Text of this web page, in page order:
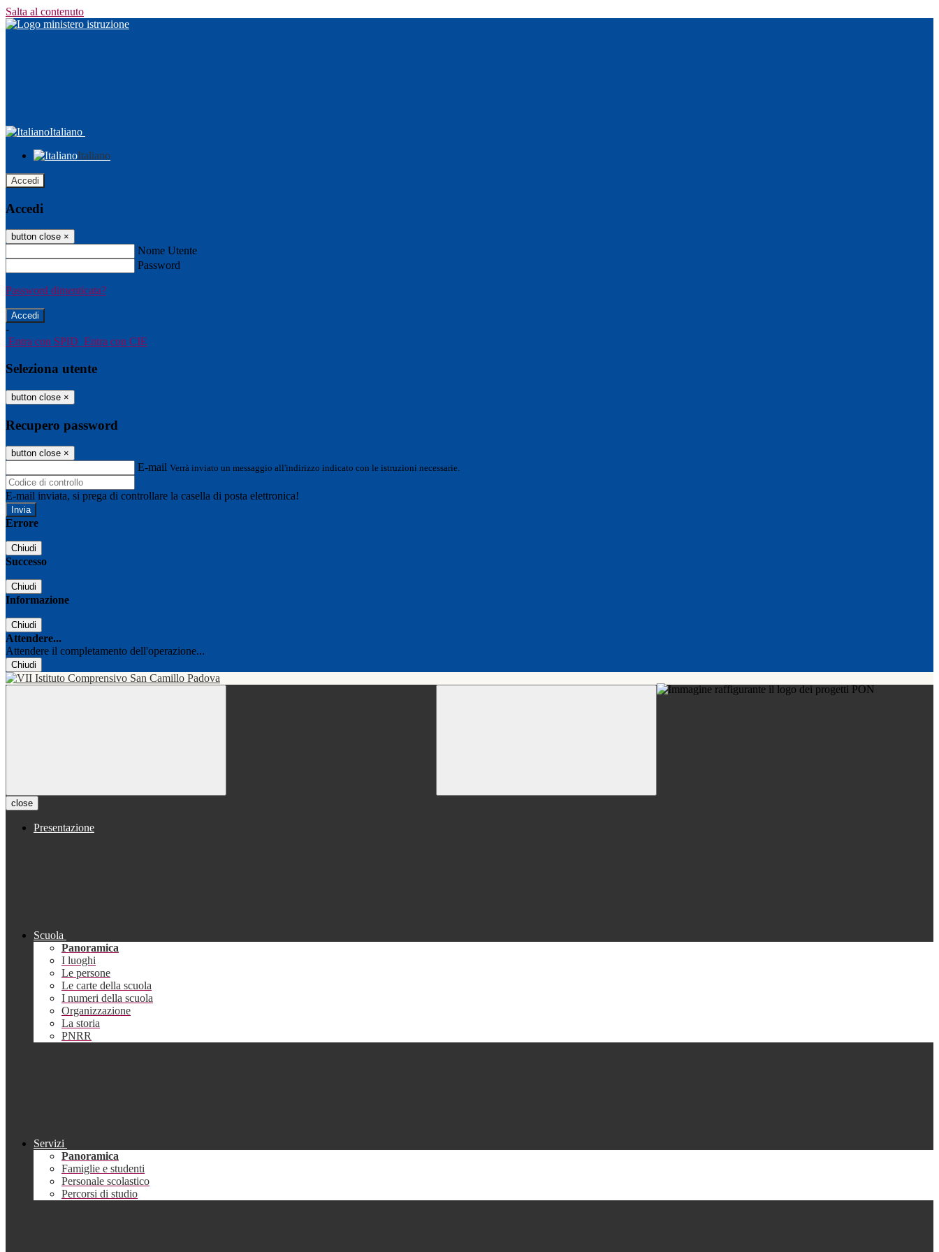
Salta al contenuto
Italiano
Italiano
Accedi
Accedi
button close ×
Nome Utente
Password
Password dimenticata?
-
Entra con SPID Entra con CIE
Seleziona utente
button close ×
Recupero password
button close ×
E-mail Verrà inviato un messaggio all'indirizzo indicato con le istruzioni necessarie.
E-mail inviata, si prega di controllare la casella di posta elettronica!
Errore
Chiudi
Successo
Chiudi
Informazione
Chiudi
Attendere...
Attendere il completamento dell'operazione...
Chiudi
close
Presentazione
Scuola
Panoramica
I luoghi
Le persone
Le carte della scuola
I numeri della scuola
Organizzazione
La storia
PNRR
Servizi
Panoramica
Famiglie e studenti
Personale scolastico
Percorsi di studio